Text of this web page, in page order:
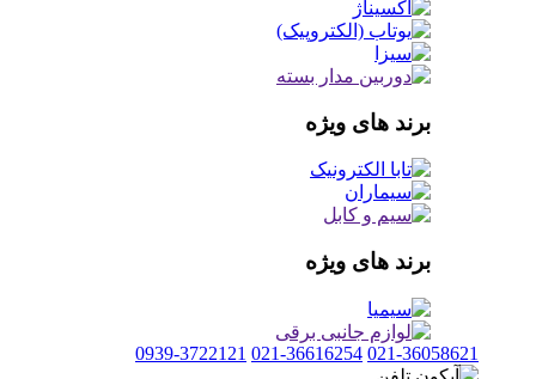
برند های ویژه
برند های ویژه
021-36058621
021-36616254
0939-3722121